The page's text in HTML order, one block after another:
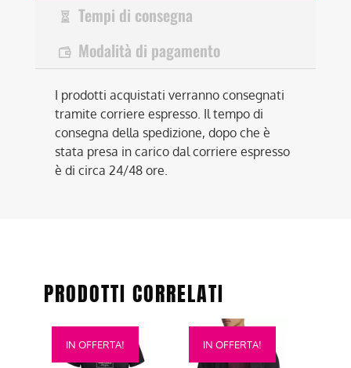
Tempi di consegna
Modalità di pagamento
I prodotti acquistati verranno consegnati
tramite corriere espresso. Il tempo di
consegna della spedizione, dopo che è
stata presa in carico dal corriere espresso
è di circa 24/48 ore.
PRODOTTI CORRELATI
IN OFFERTA!
Questo
prodotto
IN OFFERTA!
Questo
prodotto